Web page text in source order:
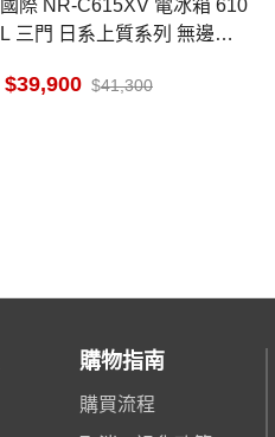
國際 NR-C615XV 電冰箱 610
L 三門 日系上質系列 無邊框
39,900 41,300
購物指南
購買流程